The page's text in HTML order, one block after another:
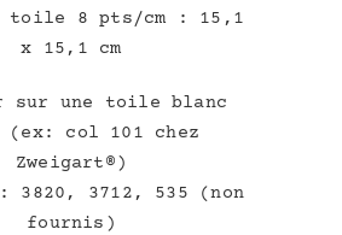
toile 8 pts/cm : 15,1
x 15,1 cm
sur une toile blanc
(ex: col 101 chez
Zweigart®)
3820, 3712, 535 (non
fournis)